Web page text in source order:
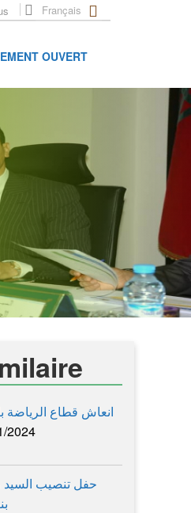
Français
OUVERT
انعاش قطاع الرياضة
2024
حفل تنصيب